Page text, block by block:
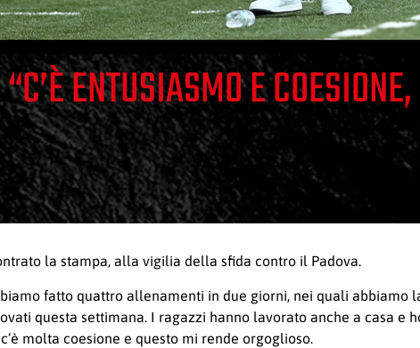
ENTUSIASMO E
la stampa, alla vigilia della sfida contro il Padova.
fatto quattro allenamenti in due giorni, nei quali abbiamo
questa settimana. I ragazzi hanno lavorato anche a casa e
molta coesione e questo mi rende orgoglioso.